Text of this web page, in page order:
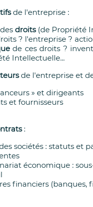
de l'entreprise :
droits(de Propriété
? l'entreprise ?
de ces droits ?
Intellectuelle...
de l'entreprise et
» et dirigeants
et fournisseurs
:
sociétés : statuts et
économique :
financiers (banques,